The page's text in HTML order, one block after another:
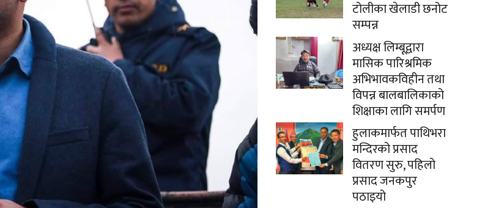
टोलीका खेलाडी छनोट
सम्पन्न
अध्यक्ष लिम्बूद्वारा
मासिक पारिश्रमिक
अभिभावकविहीन तथा
विपन्न बालबालिकाको
शिक्षाका लागि समर्पण
हुलाकमार्फत पाथिभरा
मन्दिरको प्रसाद
वितरण सुरु, पहिलो
प्रसाद जनकपुर
पठाइयो